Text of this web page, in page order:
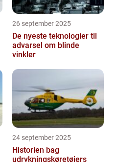
26 september 2025
De nyeste teknologier til
advarsel om blinde
vinkler
24 september 2025
Historien bag
udrykningskøretøjers